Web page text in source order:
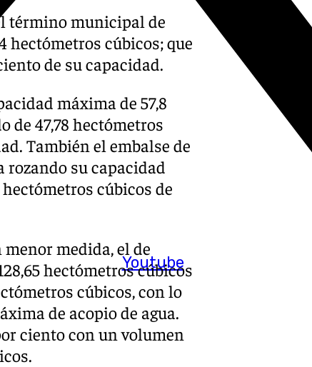
Youtube
término municipal de
hectómetros cúbicos; que
de su capacidad.
máxima de 57,8
de 47,78 hectómetros
También el embalse de
rozando su capacidad
hectómetros cúbicos de
menor medida, el de
hectómetros cúbicos
cúbicos, con lo
de acopio de agua.
ciento con un volumen